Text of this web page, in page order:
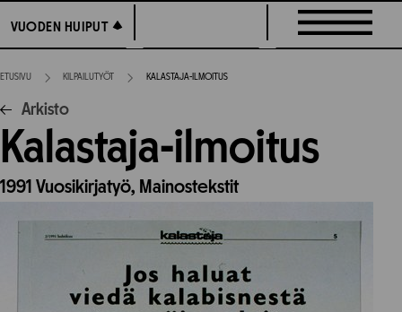
suoraan
sisältöön
VUODEN HUIPUT
VUODEN HUIPUT
ETUSIVU KILPAILUTYÖT KALASTAJA-ILMOITUS
Arkisto
Kalastaja-ilmoitus
1991 Vuosikirjatyö, Mainostekstit